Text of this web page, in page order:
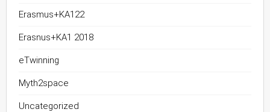
Erasmus+KA122
Erasnus+KA1 2018
eTwinning
Myth2space
Uncategorized